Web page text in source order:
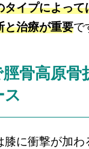
タイプによっ
と治療が重要で
骨高原骨
ス
膝に衝撃が加わ